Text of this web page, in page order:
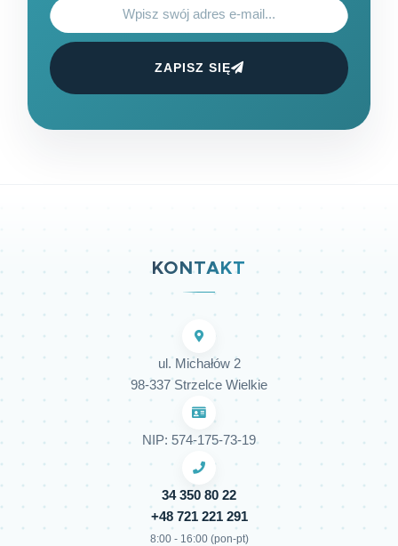
ZAPISZ SIĘ
KONTAKT
ul. Michałów 2
98-337 Strzelce Wielkie
NIP: 574-175-73-19
34 350 80 22
+48 721 221 291
8:00 - 16:00 (pon-pt)